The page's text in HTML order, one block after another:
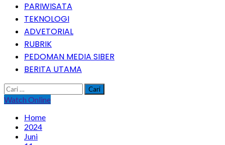
PARIWISATA
TEKNOLOGI
ADVETORIAL
RUBRIK
PEDOMAN MEDIA SIBER
BERITA UTAMA
Cari
untuk:
Watch Online
Home
2024
Juni